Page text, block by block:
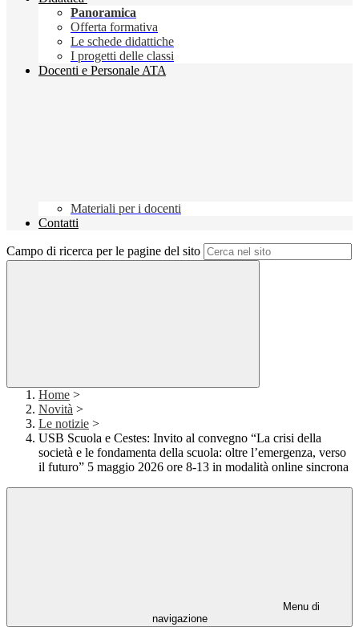
Panoramica
Offerta formativa
Le schede didattiche
I progetti delle classi
Docenti e Personale ATA
Materiali per i docenti
Contatti
Campo di ricerca per le pagine del sito
Home >
Novità >
Le notizie >
USB Scuola e Cestes: Invito al convegno “La crisi della
società e le fondamenta della scuola: oltre l’emergenza, verso
il futuro” 5 maggio 2026 ore 8-13 in modalità online sincrona
Menu di
navigazione